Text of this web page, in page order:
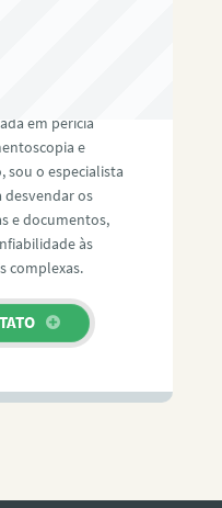
em perícia
e
sou o especialista
desvendar os
e documentos,
às
complexas.